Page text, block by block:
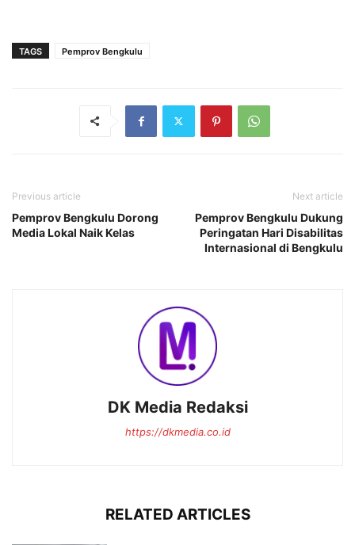
TAGS Pemprov Bengkulu
Previous article
Pemprov Bengkulu Dorong
Media Lokal Naik Kelas
Next article
Pemprov Bengkulu Dukung
Peringatan Hari Disabilitas
Internasional di Bengkulu
DK Media Redaksi
https://dkmedia.co.id
RELATED ARTICLES